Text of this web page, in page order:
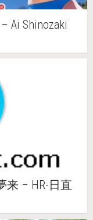
Ai Shinozaki
来 – HR-日直